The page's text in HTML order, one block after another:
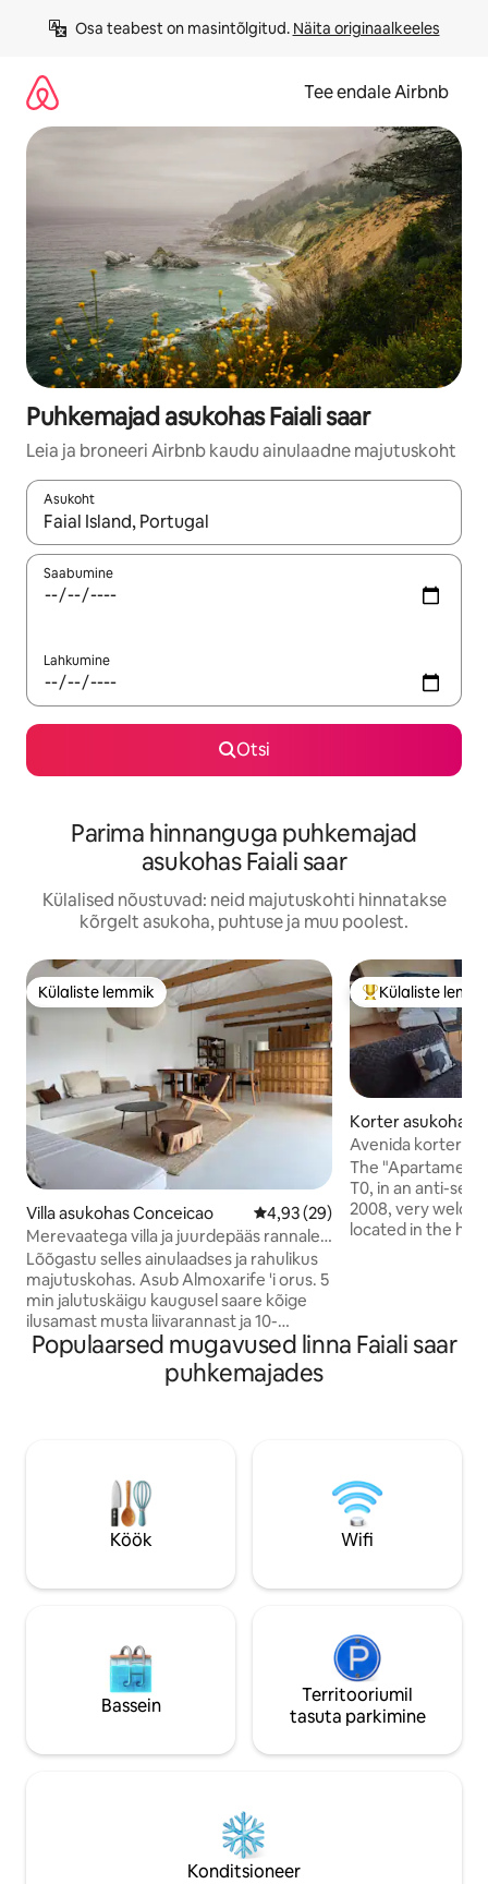
Osa teabest on masintõlgitud. Näita originaalkeeles
Tee endale Airbnb
Puhkemajad asukohas Faiali saar
Leia ja broneeri Airbnb kaudu ainulaadne majutuskoht
Asukoht
Kui tulemused on kuvatud, liigu ekraanil nooleklahvidega või
Saabumine
Lahkumine
Otsi
Parima hinnanguga puhkemajad
asukohas Faiali saar
Külalised nõustuvad: neid majutuskohti hinnatakse
kõrgelt asukoha, puhtuse ja muu poolest.
Külaliste lemmik
Külaliste lemmik
Villa asukohas Conceicao Keskmine hinnang 4,93/5, 29
4,93 (29)
Merevaatega villa ja juurdepääs rannale
jalgsi
Lõõgastu selles ainulaadses ja rahulikus
majutuskohas. Asub Almoxarife 'i orus. 5
min jalutuskäigu kaugusel saare kõige
ilusamast musta liivarannast ja 10-
minutilise jalutuskäigu kaugusel kuulsast
Horta jahisadamast ja
vaatamisväärsusest kesklinnas autoga.
saad sõltuvalt hooajast nautida eksootilisi
puuvilju. Baarid ja restoranid tänava
Külaliste suur
Külaliste
Korter asukohas
Avenida korter -
The
T0, in an anti-
2008, very
located in the
areas of tourist
from the beach
Populaarsed mugavused linna Faiali saar
puhkemajades
Köök Wifi
Bassein
Territooriumil
tasuta parkimine
Konditsioneer